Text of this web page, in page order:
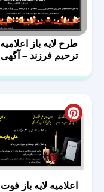
طرح لایه باز اعلامیه
ترحیم فرزند – آگهی
اعلامیه لایه باز فوت